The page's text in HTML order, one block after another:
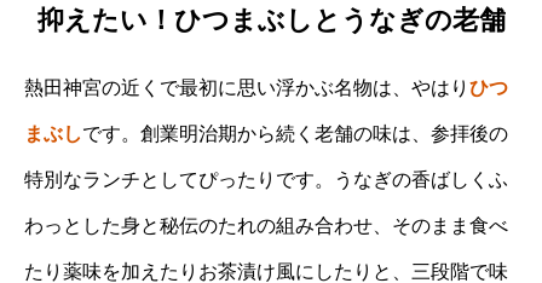
抑えたい！ひつまぶしとうなぎの老舗
熱田神宮の近くで最初に思い浮かぶ名物は、やはり ひつ
まぶしです。創業明治期から続く老舗の味は、参拝後の
特別なランチとしてぴったりです。うなぎの香ばしくふ
わっとした身と秘伝のたれの組み合わせ、そのまま食べ
たり薬味を加えたりお茶漬け風にしたりと、三段階で味